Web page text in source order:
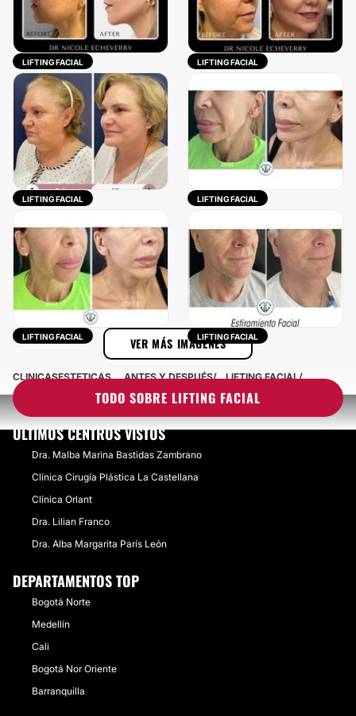
LIFTING FACIAL LIFTING FACIAL
LIFTING FACIAL LIFTING FACIAL
LIFTING FACIAL LIFTING FACIAL
VER MÁS IMÁGENES
TODO SOBRE LIFTING FACIAL
CLINICASESTETICAS ANTES Y DESPUÉS LIFTING FACIAL
ÚLTIMOS CENTROS VISTOS
Dra. Malba Marina Bastidas Zambrano
Clínica Cirugía Plástica La Castellana
Clínica Orlant
Dra. Lilian Franco
Dra. Alba Margarita París León
DEPARTAMENTOS TOP
Bogotá Norte
Medellín
Cali
Bogotá Nor Oriente
Barranquilla